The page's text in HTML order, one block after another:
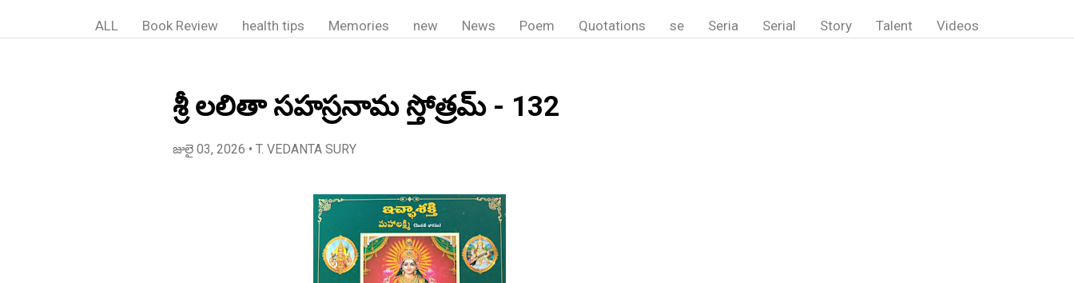
ALL Book Review health tips Memories new News Poem Quotations se Seria Serial Story Talent Videos
శ్రీ లలితా సహస్రనామ స్తోత్రమ్ - 132
జులై 03, 2026 • T. VEDANTA SURY